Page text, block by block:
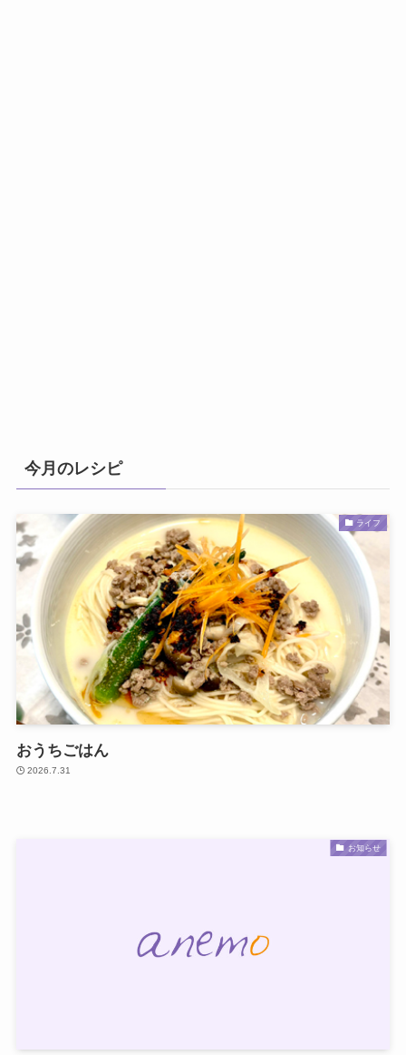
今月のレシピ
ライフ
おうちごはん
2026.7.31
お知らせ